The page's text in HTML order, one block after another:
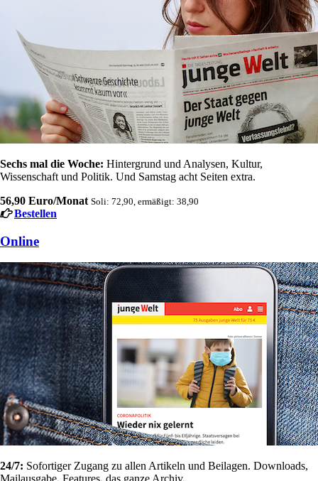
Sechs mal die Woche: Hintergrund und Analysen, Kultur,
Wissenschaft und Politik. Und Samstag acht Seiten extra.
56,90 Euro/Monat Soli: 72,90, ermäßigt: 38,90
Bestellen
Online
24/7: Sofortiger Zugang zu allen Artikeln und Beilagen. Downloads,